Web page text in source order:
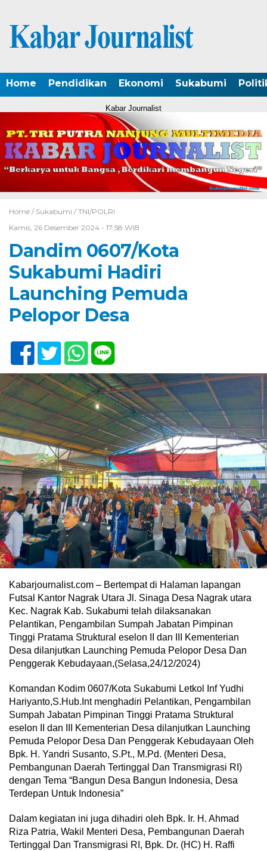
Home Pendidikan Ekonomi Sukabumi
Kabar Journalist
Home / Sukabumi / TNI/POLRI
Kamis, 26 Desember 2024 - 17:58 WIB
Dandim 0607/Kota
Sukabumi Hadiri
Launching Pemuda
Pelopor Desa
Kabarjournalist.com – Bertempat di Halaman lapangan
Futsal Kantor Nagrak Utara Jl. Sinaga Desa Nagrak utara
Kec. Nagrak Kab. Sukabumi telah dilaksanakan
Pelantikan, Pengambilan Sumpah Jabatan Pimpinan
Tinggi Pratama Struktural eselon II dan III Kementerian
Desa dilanjutkan Launching Pemuda Pelopor Desa Dan
Penggerak Kebudayaan,(Selasa,24/12/2024)
Komandan Kodim 0607/Kota Sukabumi Letkol Inf Yudhi
Hariyanto,S.Hub.Int menghadiri Pelantikan, Pengambilan
Sumpah Jabatan Pimpinan Tinggi Pratama Struktural
eselon II dan III Kementerian Desa dilanjutkan Launching
Pemuda Pelopor Desa Dan Penggerak Kebudayaan Oleh
Bpk. H. Yandri Susanto, S.Pt., M.Pd. (Menteri Desa,
Pembangunan Daerah Tertinggal Dan Transmigrasi RI)
dengan Tema “Bangun Desa Bangun Indonesia, Desa
Terdepan Untuk Indonesia”
Dalam kegiatan ini juga dihadiri oleh Bpk. Ir. H. Ahmad
Riza Patria, Wakil Menteri Desa, Pembangunan Daerah
Tertinggal Dan Transmigrasi RI, Bpk. Dr. (HC) H. Raffi